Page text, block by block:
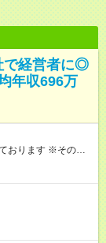
で経営者に◎
年収696万
※その他ブ
（100％支給）や
2万円が含まれま
円＋残業代・諸手
5000円が含まれま